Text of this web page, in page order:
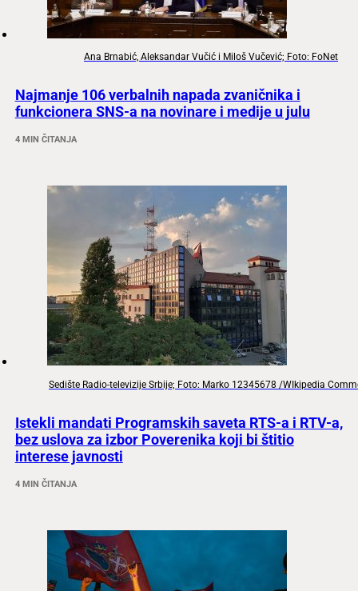
Ana Brnabić, Aleksandar Vučić i Miloš Vučević; Foto: FoNet
Najmanje 106 verbalnih napada zvaničnika i
funkcionera SNS-a na novinare i medije u julu
4 MIN ČITANJA
Sedište Radio-televizije Srbije; Foto: Marko 12345678 /WIkipedia
Istekli mandati Programskih saveta RTS-a i RTV-a,
bez uslova za izbor Poverenika koji bi štitio
interese javnosti
4 MIN ČITANJA